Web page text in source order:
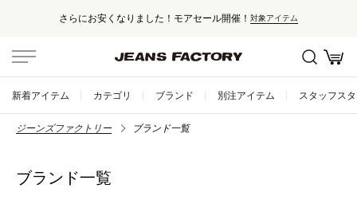
さらにお安くなりました！モアセール開催！ 対象アイテム
新着アイテム カテゴリ ブランド 別注アイテム スタッフス
ジーンズファクトリー ブランド一覧
ブランド一覧